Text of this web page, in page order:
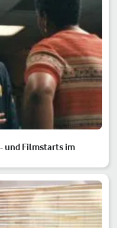
und Filmstarts im